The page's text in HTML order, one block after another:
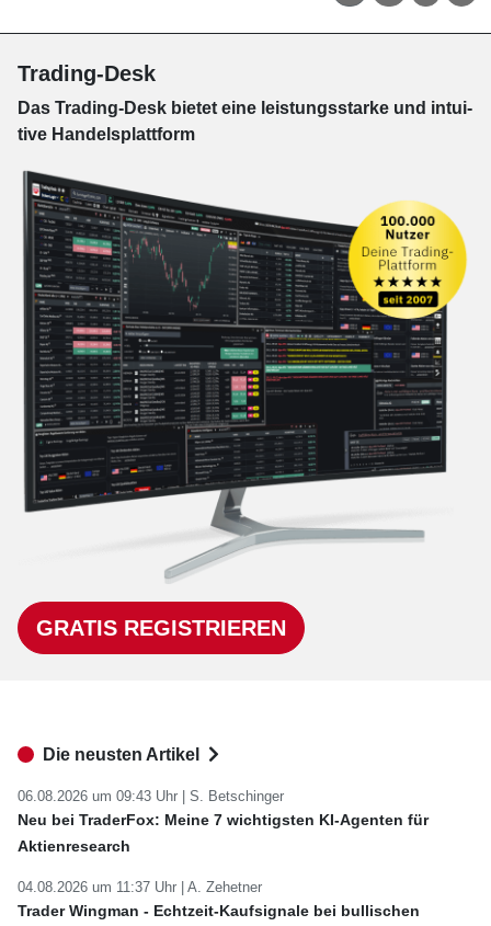
Trading-Desk
Das Trading-Desk bie­tet eine leis­tungs­star­ke und in­tui­
tive Han­dels­platt­form
GRATIS REGISTRIEREN
Die neusten Artikel
06.08.2026 um 09:43 Uhr | S. Betschinger
Neu bei TraderFox: Meine 7 wichtigsten KI-Agenten für
Aktienresearch
04.08.2026 um 11:37 Uhr | A. Zehetner
Trader Wingman - Echtzeit-Kaufsignale bei bullischen